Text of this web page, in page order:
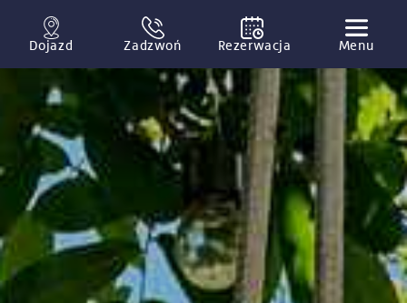
Dojazd Zadzwoń Rezerwacja Menu